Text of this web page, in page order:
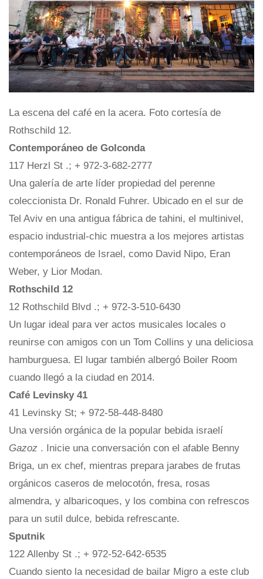
La escena del café en la acera. Foto cortesía de
Rothschild 12.
Contemporáneo de Golconda
117 Herzl St .; + 972-3-682-2777
Una galería de arte líder propiedad del perenne
coleccionista Dr. Ronald Fuhrer. Ubicado en el sur de
Tel Aviv en una antigua fábrica de tahini, el multinivel,
espacio industrial-chic muestra a los mejores artistas
contemporáneos de Israel, como David Nipo, Eran
Weber, y Lior Modan.
Rothschild 12
12 Rothschild Blvd .; + 972-3-510-6430
Un lugar ideal para ver actos musicales locales o
reunirse con amigos con un Tom Collins y una deliciosa
hamburguesa. El lugar también albergó Boiler Room
cuando llegó a la ciudad en 2014.
Café Levinsky 41
41 Levinsky St; + 972-58-448-8480
Una versión orgánica de la popular bebida israelí
Gazoz . Inicie una conversación con el afable Benny
Briga, un ex chef, mientras prepara jarabes de frutas
orgánicos caseros de melocotón, fresa, rosas
almendra, y albaricoques, y los combina con refrescos
para un sutil dulce, bebida refrescante.
Sputnik
122 Allenby St .; + 972-52-642-6535
Cuando siento la necesidad de bailar Migro a este club